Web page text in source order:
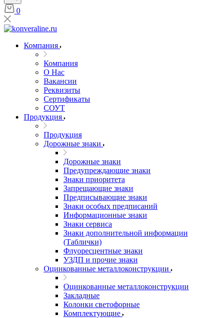
0
Компания
Компания
О Нас
Вакансии
Реквизиты
Сертификаты
СОУТ
Продукция
Продукция
Дорожные знаки
Дорожные знаки
Предупреждающие знаки
Знаки приоритета
Запрещающие знаки
Предписывающие знаки
Знаки особых предписаний
Информационные знаки
Знаки сервиса
Знаки дополнительной информации
(Таблички)
Флуоресцентные знаки
УЗДП и прочие знаки
Оцинкованные металлоконструкции
Оцинкованные металлоконструкции
Закладные
Колонки светофорные
Комплектующие